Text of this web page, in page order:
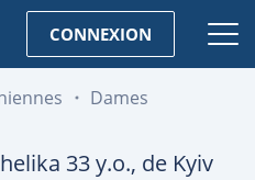
CONNEXION
Dames
33y.o., de Kyiv